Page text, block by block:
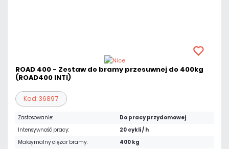
ROAD 400 - Zestaw do bramy przesuwnej do 400kg
(ROAD400 INTI)
Kod: 36897
Zastosowanie:
Do pracy przydomowej
Intensywność pracy:
20 cykli / h
Maksymalny ciężar bramy:
400 kg